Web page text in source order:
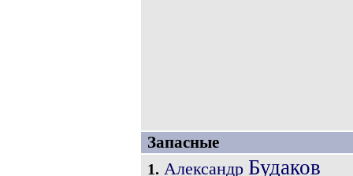
Запасные
1. Александр Будаков